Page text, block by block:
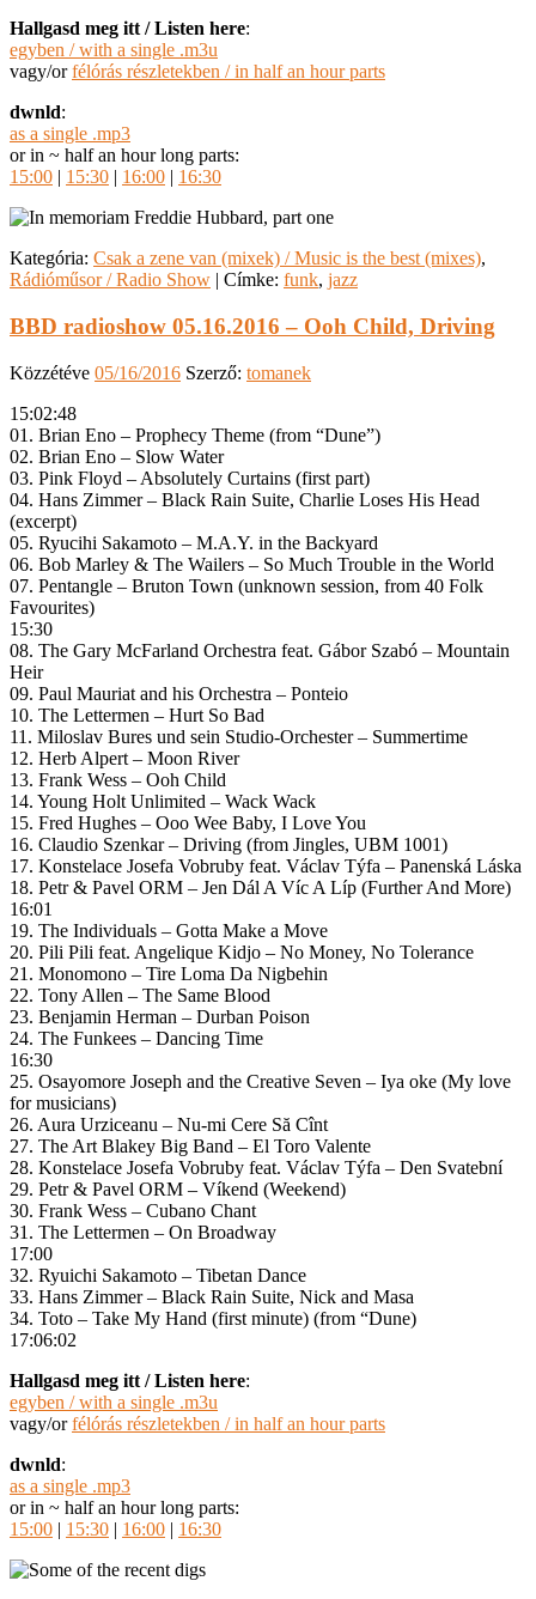
Hallgasd meg itt / Listen here:
egyben / with a single .m3u
vagy/orfélórás részletekben / in half an hour parts
dwnld:
as a single .mp3
or in ~ half an hour long parts:
15:00 | 15:30 | 16:00 | 16:30
Kategória: Csak a zene van (mixek) / Music is the best (mixes),
Rádióműsor / Radio Show | Címke: funk, jazz
BBD radioshow 05.16.2016 – Ooh Child, Driving
Közzétéve 05/16/2016 Szerző: tomanek
15:02:48
01. Brian Eno – Prophecy Theme (from “Dune”)
02. Brian Eno – Slow Water
03. Pink Floyd – Absolutely Curtains (first part)
04. Hans Zimmer – Black Rain Suite, Charlie Loses His Head
(excerpt)
05. Ryucihi Sakamoto – M.A.Y. in the Backyard
06. Bob Marley & The Wailers – So Much Trouble in the World
07. Pentangle – Bruton Town (unknown session, from 40 Folk
Favourites)
15:30
08. The Gary McFarland Orchestra feat. Gábor Szabó – Mountain
Heir
09. Paul Mauriat and his Orchestra – Ponteio
10. The Lettermen – Hurt So Bad
11. Miloslav Bures und sein Studio-Orchester – Summertime
12. Herb Alpert – Moon River
13. Frank Wess – Ooh Child
14. Young Holt Unlimited – Wack Wack
15. Fred Hughes – Ooo Wee Baby, I Love You
16. Claudio Szenkar – Driving (from Jingles, UBM 1001)
17. Konstelace Josefa Vobruby feat. Václav Týfa – Panenská Láska
18. Petr & Pavel ORM – Jen Dál A Víc A Líp (Further And More)
16:01
19. The Individuals – Gotta Make a Move
20. Pili Pili feat. Angelique Kidjo – No Money, No Tolerance
21. Monomono – Tire Loma Da Nigbehin
22. Tony Allen – The Same Blood
23. Benjamin Herman – Durban Poison
24. The Funkees – Dancing Time
16:30
25. Osayomore Joseph and the Creative Seven – Iya oke (My love
for musicians)
26. Aura Urziceanu – Nu-mi Cere Să Cînt
27. The Art Blakey Big Band – El Toro Valente
28. Konstelace Josefa Vobruby feat. Václav Týfa – Den Svatební
29. Petr & Pavel ORM – Víkend (Weekend)
30. Frank Wess – Cubano Chant
31. The Lettermen – On Broadway
17:00
32. Ryuichi Sakamoto – Tibetan Dance
33. Hans Zimmer – Black Rain Suite, Nick and Masa
34. Toto – Take My Hand (first minute) (from “Dune)
17:06:02
Hallgasd meg itt / Listen here:
egyben / with a single .m3u
vagy/orfélórás részletekben / in half an hour parts
dwnld:
as a single .mp3
or in ~ half an hour long parts:
15:00 | 15:30 | 16:00 | 16:30